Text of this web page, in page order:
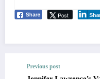
Share Post
Previous post